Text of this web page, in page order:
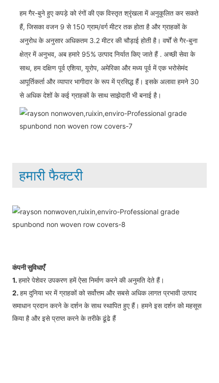
हम गैर-बुने हुए कपड़े को रंगों की एक विस्तृत श्रृंखला में अनुकूलित कर सकते
हैं, जिसका वजन 9 से 150 ग्राम/वर्ग मीटर तक होता है और ग्राहकों के
अनुरोध के अनुसार अधिकतम 3.2 मीटर की चौड़ाई होती है। वर्षों से गैर-बुना
क्षेत्र में अनुभव, अब हमारे 95% उत्पाद निर्यात किए जाते हैं . अच्छी सेवा के
साथ, हम दक्षिण पूर्व एशिया, यूरोप, अमेरिका और मध्य पूर्व में एक भरोसेमंद
आपूर्तिकर्ता और व्यापार भागीदार के रूप में प्रसिद्ध हैं। इसके अलावा हमने 30
से अधिक देशों के कई ग्राहकों के साथ साझेदारी भी बनाई है।
हमारी फैक्टरी
कंपनी सुविधाएँ
1. हमारे पेशेवर उपकरण हमें ऐसा निर्माण करने की अनुमति देते हैं।
2. हम दुनिया भर में ग्राहकों को सर्वोत्तम और सबसे अधिक लागत प्रभावी उत्पाद
समाधान प्रदान करने के दर्शन के साथ स्थापित हुए हैं। हमने इस दर्शन को महसूस
किया है और इसे प्राप्त करने के तरीके ढूंढे हैं